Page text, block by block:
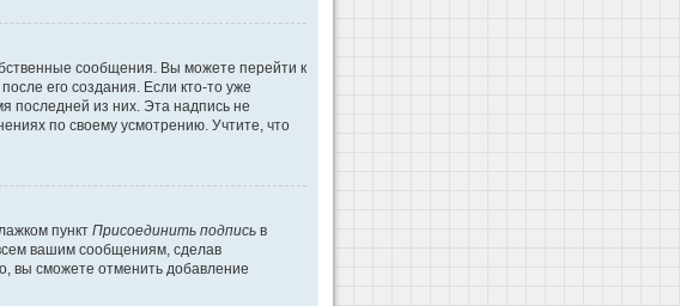
сообщения. Вы можете перейти к
его создания. Если кто-то уже
последней из них. Эта надпись не
по своему усмотрению. Учтите, что
пункт Присоединить подпись в
вашим сообщениям, сделав
вы сможете отменить добавление